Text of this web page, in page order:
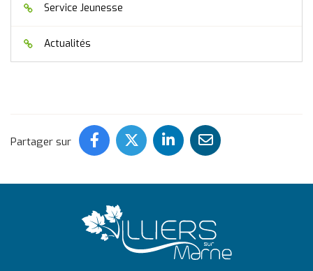
Service Jeunesse
Actualités
Partager sur Partager ce contenu sur
Partager ce contenu sur
Partager ce
Partager ce